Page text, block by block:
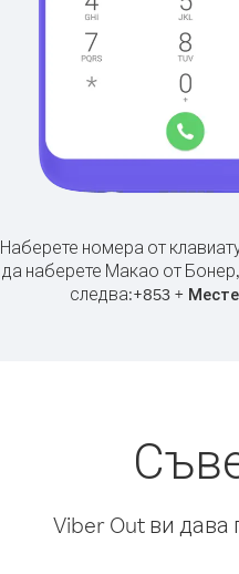
Наберете номера от
да наберете Макао от
следва:+853+
Viber Out ви дава